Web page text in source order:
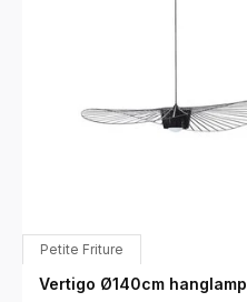
Petite Friture
Vertigo Ø140cm hanglamp